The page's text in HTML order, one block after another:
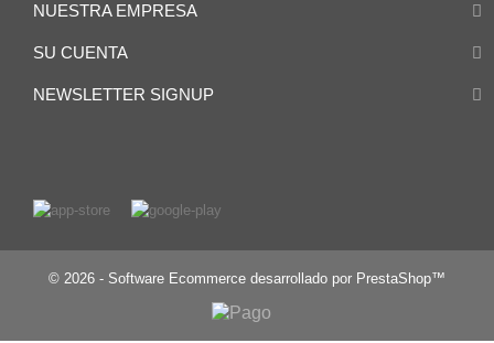
NUESTRA EMPRESA
SU CUENTA
NEWSLETTER SIGNUP
© 2026 - Software Ecommerce desarrollado por PrestaShop™